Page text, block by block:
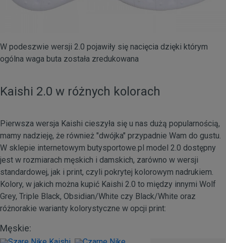
W podeszwie wersji 2.0 pojawiły się nacięcia dzięki którym
ogólna waga buta została zredukowana
Kaishi 2.0 w różnych kolorach
Pierwsza wersja Kaishi cieszyła się u nas dużą popularnością,
mamy nadzieję, że również "dwójka" przypadnie Wam do gustu.
W sklepie internetowym butysportowe.pl model 2.0 dostępny
jest w rozmiarach męskich i damskich, zarówno w wersji
standardowej, jak i print, czyli pokrytej kolorowym nadrukiem.
Kolory, w jakich można kupić Kaishi 2.0 to między innymi Wolf
Grey, Triple Black, Obsidian/White czy Black/White oraz
różnorakie warianty kolorystyczne w opcji print:
Męskie: